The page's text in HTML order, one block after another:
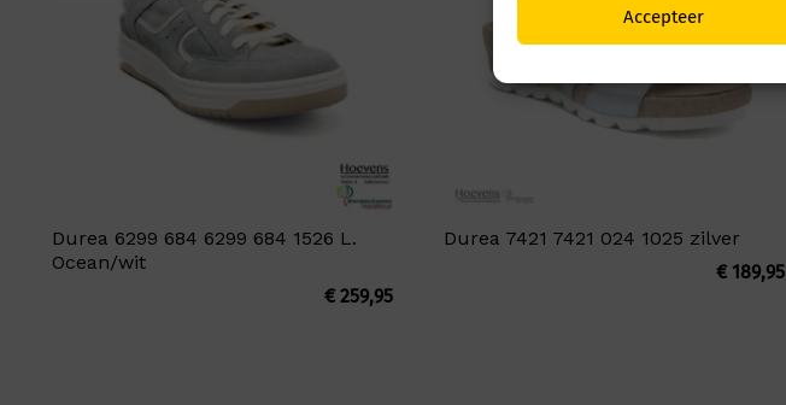
Accepteer
Durea 6299 684 6299 684 1526 L.
Ocean/wit
€259,95
Durea 7421 7421 024 1025 zilver
€189,95